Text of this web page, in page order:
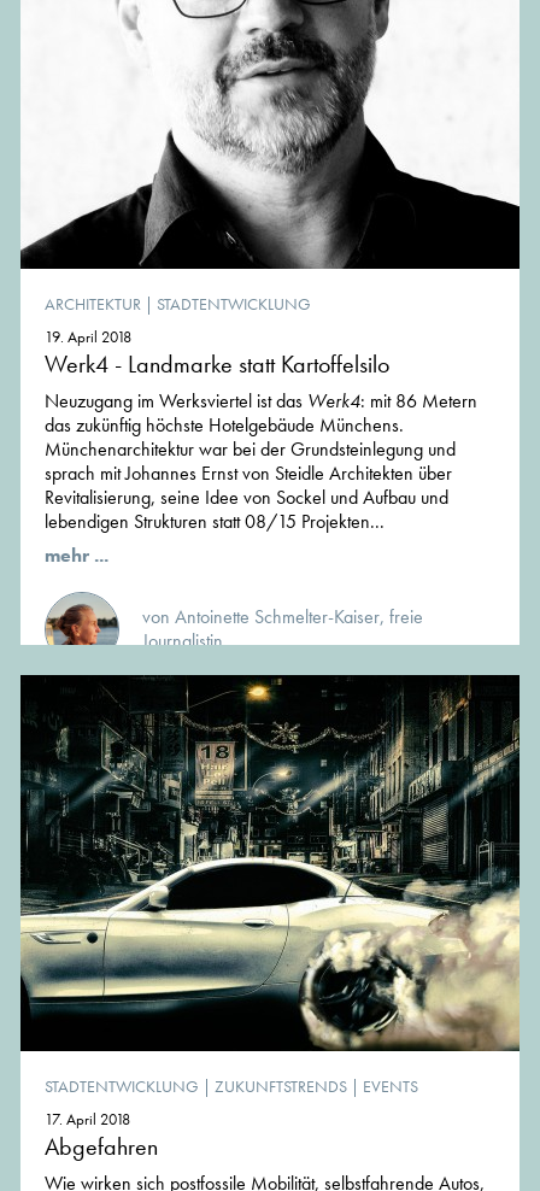
ARCHITEKTUR | STADTENTWICKLUNG
19. April 2018
Werk4 - Landmarke statt Kartoffelsilo
Neuzugang im Werksviertel ist das Werk4: mit 86 Metern
das zukünftig höchste Hotelgebäude Münchens.
Münchenarchitektur war bei der Grundsteinlegung und
sprach mit Johannes Ernst von Steidle Architekten über
Revitalisierung, seine Idee von Sockel und Aufbau und
lebendigen Strukturen statt 08/15 Projekten...
mehr ...
von Antoinette Schmelter-Kaiser, freie
Journalistin
STADTENTWICKLUNG | ZUKUNFTSTRENDS | EVENTS
17. April 2018
Abgefahren
Wie wirken sich postfossile Mobilität, selbstfahrende Autos,